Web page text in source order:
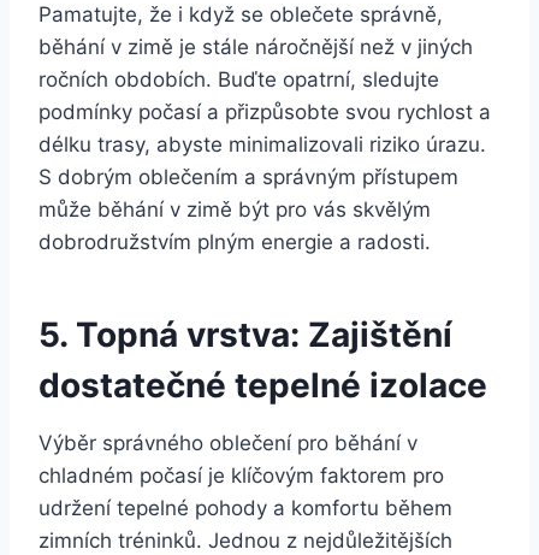
Pamatujte, že i když se oblečete správně,
běhání v zimě je stále náročnější než v jiných
ročních obdobích. Buďte opatrní, sledujte
podmínky počasí a přizpůsobte svou rychlost a
délku trasy, abyste minimalizovali riziko úrazu.
S dobrým oblečením a správným přístupem
může běhání v zimě být pro vás skvělým
dobrodružstvím plným energie a radosti.
5. Topná vrstva: Zajištění
dostatečné tepelné izolace
Výběr správného oblečení pro běhání v
chladném počasí je klíčovým faktorem pro
udržení tepelné pohody a komfortu během
zimních tréninků. Jednou z nejdůležitějších